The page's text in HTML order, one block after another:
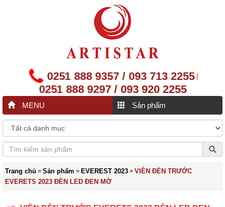
0251 888 9357 / 093 713 2255|
0251 888 9297 / 093 920 2255
MENU Sản phẩm
Trang chủ » Sản phẩm » EVEREST 2023 » VIỀN ĐÈN TRƯỚC
EVERETS 2023 ĐÈN LED ĐEN MỜ